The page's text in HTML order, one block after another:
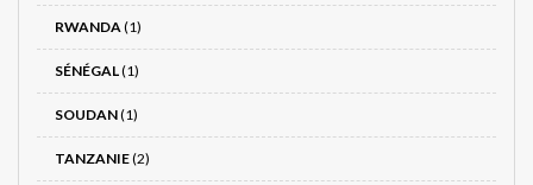
RWANDA (1)
SÉNÉGAL(1)
SOUDAN(1)
TANZANIE(2)